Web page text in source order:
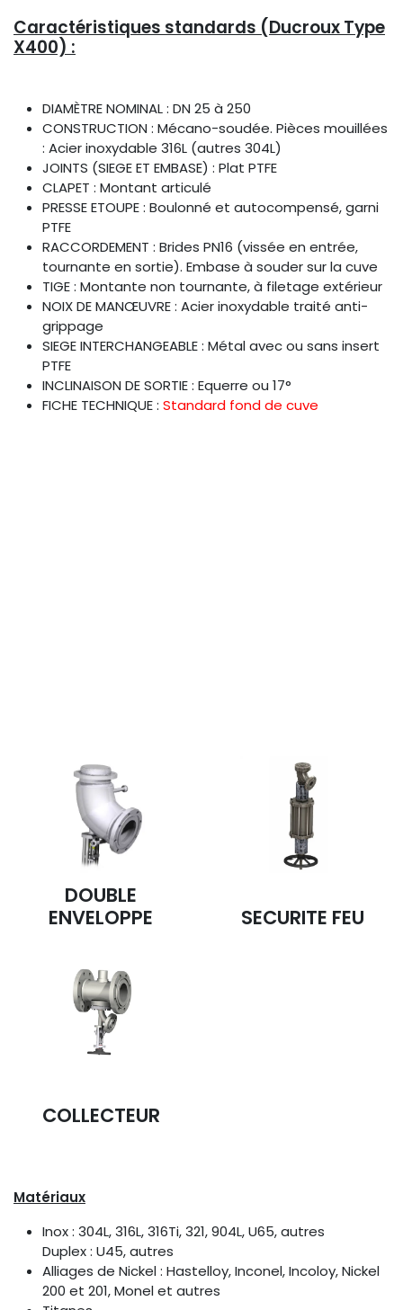
Caractéristiques standards (Ducroux Type
X400) :
DIAMÈTRE NOMINAL : DN 25 à 250
CONSTRUCTION : Mécano-soudée. Pièces mouillées
: Acier inoxydable 316L (autres 304L)
JOINTS (SIEGE ET EMBASE) : Plat PTFE
CLAPET : Montant articulé
PRESSE ETOUPE : Boulonné et autocompensé, garni
PTFE
RACCORDEMENT : Brides PN16 (vissée en entrée,
tournante en sortie). Embase à souder sur la cuve
TIGE : Montante non tournante, à filetage extérieur
NOIX DE MANŒUVRE : Acier inoxydable traité anti-
grippage
SIEGE INTERCHANGEABLE : Métal avec ou sans insert
PTFE
INCLINAISON DE SORTIE : Equerre ou 17°
FICHE TECHNIQUE : Standard fond de cuve
DOUBLE
ENVELOPPE
SECURITE FEU
COLLECTEUR
Matériaux
Inox : 304L, 316L, 316Ti, 321, 904L, U65, autres
Duplex : U45, autres
Alliages de Nickel : Hastelloy, Inconel, Incoloy, Nickel
200 et 201, Monel et autres